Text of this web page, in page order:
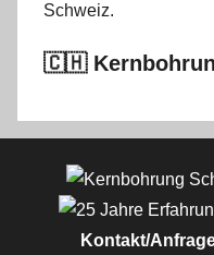
Schweiz.
🇨🇭
Kontakt/